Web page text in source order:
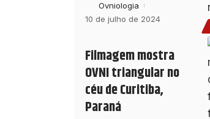
Ovniologia
10 de julho de 2024
Filmagem mostra
OVNI triangular no
céu de Curitiba,
Paraná